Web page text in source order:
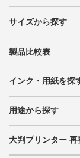
サイズから探す
製品比較表
インク・用紙を探
用途から探す
大判プリンター